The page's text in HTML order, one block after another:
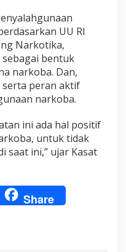
UU RI
Narkotika,
bentuk
narkoba. Dan,
serta peran aktif
narkoba.
ini ada hal positif
untuk tidak
saat ini,” ujar Kasat
Share